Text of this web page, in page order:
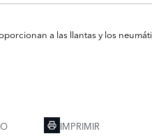
a las llantas y los
IMPRIMIR